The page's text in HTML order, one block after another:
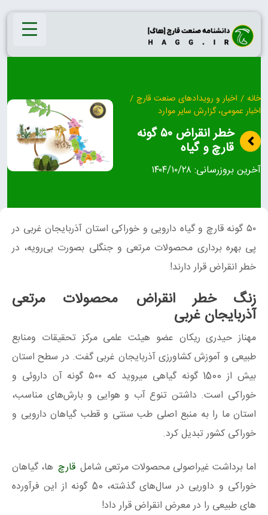
Skip
content
خانه / اخبار و رویدادهای صنعت قارچ /
اخبار عمومی، گزارش سایر موارد
خطر انقراض ۵۰ گونه
قارچ و گیاه
آخرین بروزرسانی:۱۴۰۴/۱۰/۲۸
۵۰ گونه قارچ و گیاه دارویی و خوراکی استان آذربایجان غربی در
پی بهره برداری محصولات مرتعی و جنگلی بصورت بی‌رویه، در
خطر انقراض قرار دارند!
زنگ خطر انقراض محصولات مرتعی
آذربایجان غربی
مهناز حیدری ریکان عضو هیئت علمی مرکز تحقیقات ومنابع
طبیعی و آموزش کشاورزی آذربایجان‌ غربی گفت. در سطح استان
بیش از 1500 گونه گیاهی میروید که ۵۰۰ گونه آن داروئی و
خوراکی است. داشتن تنوع آب‌ و هوایی و بارش‌های مناسب،
استان ما را به منبع اصلی طب سنتی و قطب گیاهان دارویی و
خوراکی کشور تبدیل کرد.
اما برداشت غیراصولی محصولات مرتعی شامل قارچ ها، گیاهان
خوراکی و داوریی در سال‌های گذشته، 50 گونه از این فرآورده
های طبیعی را در معرض انقراض قرار داد!